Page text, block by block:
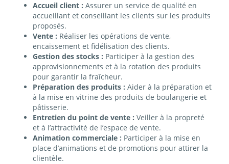
Accueil client : Assurer un service de qualité en
accueillant et conseillant les clients sur les produits
proposés.
Vente : Réaliser les opérations de vente,
encaissement et fidélisation des clients.
Gestion des stocks : Participer à la gestion des
approvisionnements et à la rotation des produits
pour garantir la fraîcheur.
Préparation des produits : Aider à la préparation et
à la mise en vitrine des produits de boulangerie et
pâtisserie.
Entretien du point de vente : Veiller à la propreté
et à l’attractivité de l’espace de vente.
Animation commerciale : Participer à la mise en
place d’animations et de promotions pour attirer la
clientèle.